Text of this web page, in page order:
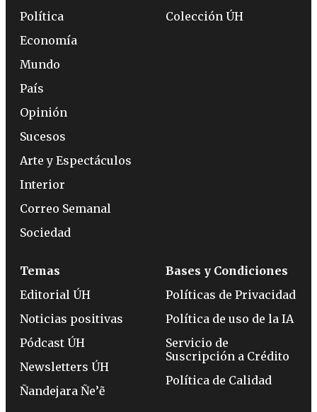
Política
Economía
Mundo
País
Opinión
Sucesos
Arte y Espectáculos
Interior
Correo Semanal
Sociedad
Colección ÚH
Temas
Editorial ÚH
Noticias positivas
Pódcast ÚH
Newsletters ÚH
Ñandejara Ñe’ẽ
Bases y Condiciones
Políticas de Privacidad
Política de uso de la IA
Servicio de
Suscripción a Crédito
Política de Calidad